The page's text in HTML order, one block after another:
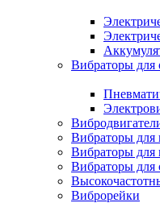
Вибраторы для
Вибраторы для
Вибраторы для
Вибраторы для
Виброрейки